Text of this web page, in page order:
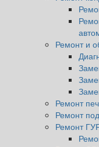
Ремонт и
Ремонт
Ремонт
Ремонт